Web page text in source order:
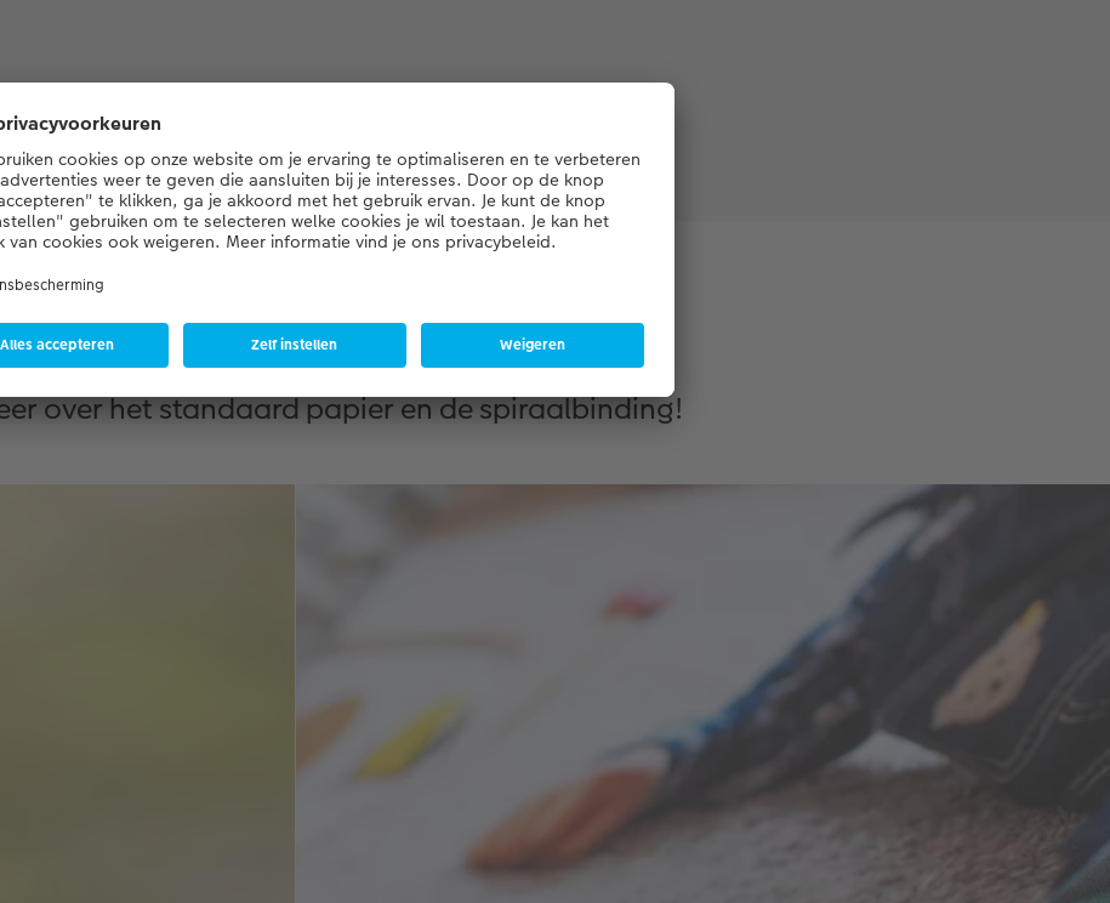
Papier en binding op een rijtje
over het standaard papier en de spiraalbinding!